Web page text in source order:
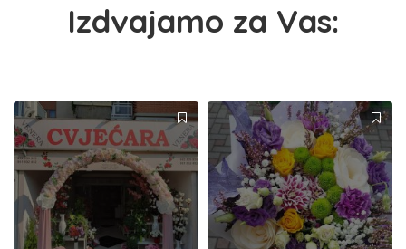
Izdvajamo za Vas: